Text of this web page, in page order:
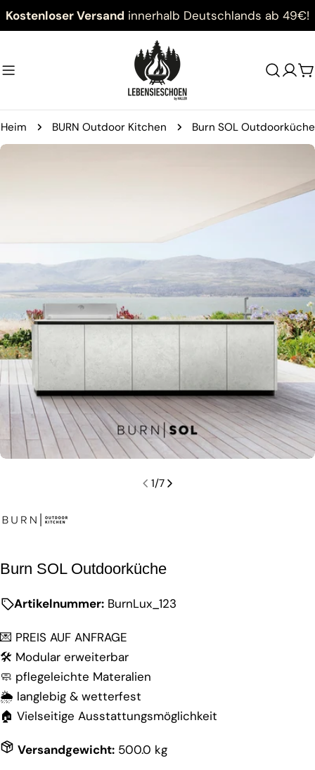
Zum
Inhalt
Kostenloser Versand innerhalb Deutschlands ab 49€!
Heim BURN Outdoor Kitchen Burn SOL Outdoorküche
Springe
Sie das Medium 0 im Modalmodus
1/7
Burn SOL Outdoorküche
Artikelnummer: BurnLux_123
💌 PREIS AUF ANFRAGE
🛠️ Modular erweiterbar
🧼 pflegeleichte Materalien
🌦️ langlebig & wetterfest
🏠 Vielseitige Ausstattungsmöglichkeit
Versandgewicht: 500.0 kg